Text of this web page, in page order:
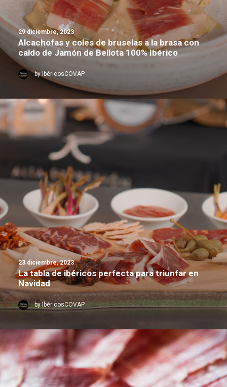
29 diciembre, 2023
Alcachofas y coles de bruselas a la brasa con
caldo de Jamón de Bellota 100% Ibérico
by IbéricosCOVAP
23 diciembre, 2023
La tabla de ibéricos perfecta para triunfar en
Navidad
by IbéricosCOVAP